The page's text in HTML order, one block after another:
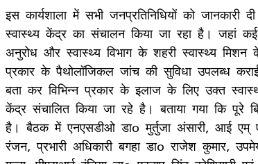
इस कार्यशाला में सभी जनप्रतिनिधियों को
स्वास्थ्य केंद्र का संचालन किया जा रहा है। जहां
अनुरोध और स्वास्थ्य विभाग के शहरी स्वास्थ्य
प्रकार के पैथोलॉजिकल जांच की सुविधा उपलब्ध
बता कर विभिन्न प्रकार के इलाज के लिए उक्त
केंद्र संचालित किया जा रहे है। बताया गया कि पूरे
है। बैठक में एनएसडीओ डाo मुर्तुजा अंसारी, आई एम्
रंजन, प्रभारी अधिकारी बगहा डाo राजेश कुमार,